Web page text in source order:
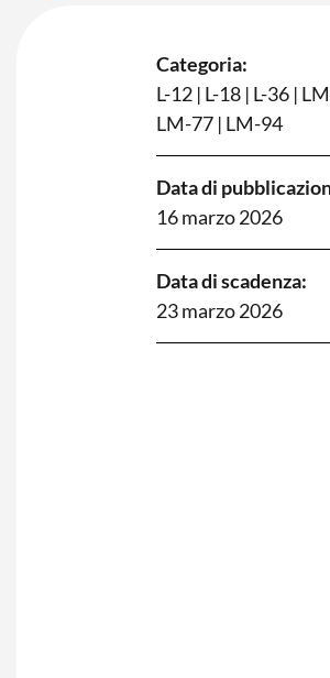
Categoria:
L-12 | L-18 | L-36 |
LM-77 | LM-94
Data di
16 marzo 2026
Data di scadenza:
23 marzo 2026